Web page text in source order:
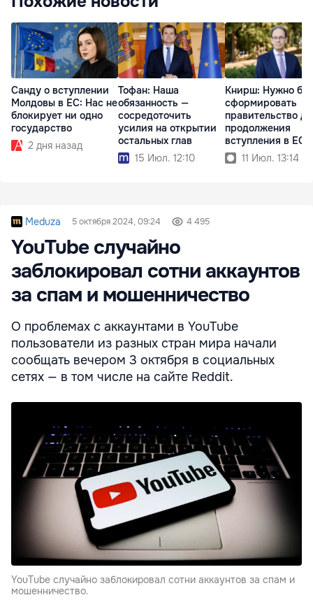
Санду о вступлении
Молдовы в ЕС: Нас не
блокирует ни одно
государство
2 дня назад
Тофан: Наша
обязанность —
сосредоточить
усилия на открытии
остальных глав
15 Июл. 12:10
Книрш: Нужно
сформировать
правительство
продолжения
вступления в ЕС
11 Июл. 13:14
Meduza 5 октября 2024, 09:24 4 495
YouTube случайно
заблокировал сотни аккаунтов
за спам и мошенничество
О проблемах с аккаунтами в YouTube
пользователи из разных стран мира начали
сообщать вечером 3 октября в социальных
сетях — в том числе на сайте Reddit.
YouTube случайно заблокировал сотни аккаунтов за спам и
мошенничество.